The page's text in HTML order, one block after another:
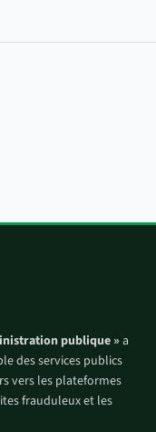
publique » a
des services publics
vers les plateformes
frauduleux et les